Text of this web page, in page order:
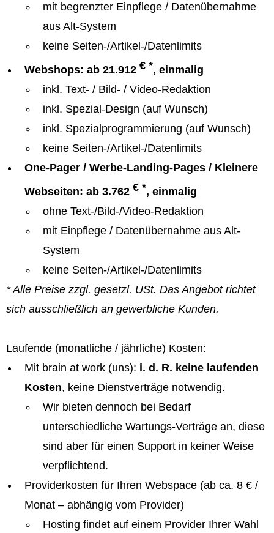
mit begrenzter Einpflege / Datenübernahme
aus Alt-System
keine Seiten-/Artikel-/Datenlimits
Webshops: ab 21.912 € *, einmalig
inkl. Text- / Bild- / Video-Redaktion
inkl. Spezial-Design (auf Wunsch)
inkl. Spezialprogrammierung (auf Wunsch)
keine Seiten-/Artikel-/Datenlimits
One-Pager / Werbe-Landing-Pages / Kleinere
Webseiten: ab 3.762 € *, einmalig
ohne Text-/Bild-/Video-Redaktion
mit Einpflege / Datenübernahme aus Alt-
System
keine Seiten-/Artikel-/Datenlimits
* Alle Preise zzgl. gesetzl. USt. Das Angebot richtet
sich ausschließlich an gewerbliche Kunden.
Laufende (monatliche / jährliche) Kosten:
Mit brain at work (uns): i. d. R. keine laufenden
Kosten, keine Dienstverträge notwendig.
Wir bieten dennoch bei Bedarf
unterschiedliche Wartungs-Verträge an, diese
sind aber für einen Support in keiner Weise
verpflichtend.
Providerkosten für Ihren Webspace (ab ca. 8 € /
Monat – abhängig vom Provider)
Hosting findet auf einem Provider Ihrer Wahl